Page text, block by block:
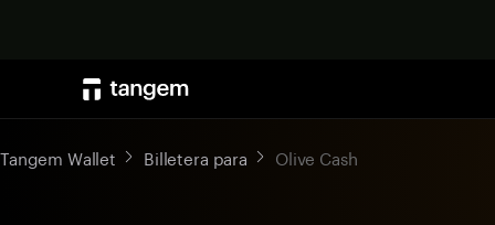
Tangem Wallet Billetera para Olive Cash